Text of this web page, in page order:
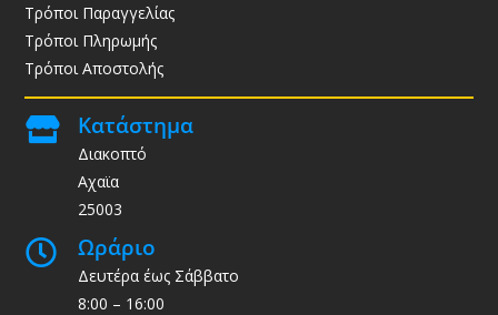
Τρόποι Παραγγελίας
Τρόποι Πληρωμής
Τρόποι Αποστολής
 Κατάστημα
Διακοπτό
Αχαϊα
25003
 Ωράριο
Δευτέρα έως Σάββατο
8:00 – 16:00